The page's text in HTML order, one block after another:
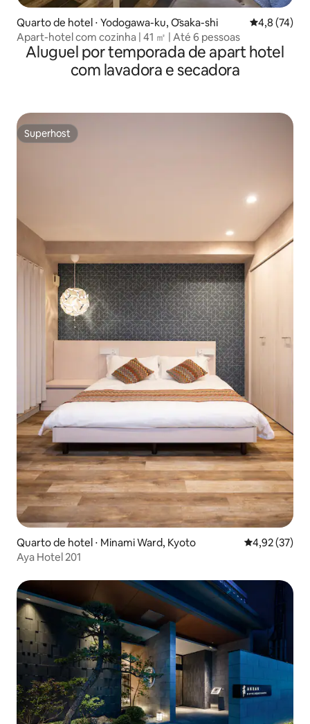
Quarto de hotel ⋅ Yodogawa-ku, Ōsaka-shi 4,8 de uma
4,8 (74)
Apart-hotel com cozinha | 41 ㎡ | Até 6 pessoas
Aluguel por temporada de apart hotel
com lavadora e secadora
Superhost
Superhost
Quarto de hotel ⋅ Minami Ward, Kyoto 4,92 de uma
4,92 (37)
Aya Hotel 201